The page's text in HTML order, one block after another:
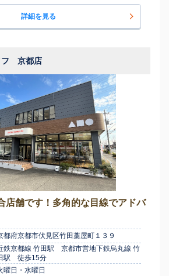
詳細を見る
フ 京都店
店舗です！多角的な目線でアドバ
都府京都市伏見区竹田藁屋町１３９
鉄京都線 竹田駅 京都市営地下鉄烏丸線 竹
駅 徒歩15分
曜日・水曜日